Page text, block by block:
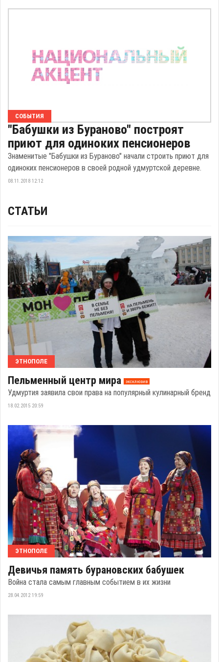
СОБЫТИЯ
"Бабушки из Бураново" построят
приют для одиноких пенсионеров
Знаменитые "Бабушки из Бураново" начали строить приют для
одиноких пенсионеров в своей родной удмуртской деревне.
08.11.2018 12:12
СТАТЬИ
ЭТНОПОЛЕ
Пельменный центр мира эксклюзив
Удмуртия заявила свои права на популярный кулинарный бренд
18.02.2015 20:59
ЭТНОПОЛЕ
Девичья память бурановских бабушек
Война стала самым главным событием в их жизни
28.04.2012 19:59